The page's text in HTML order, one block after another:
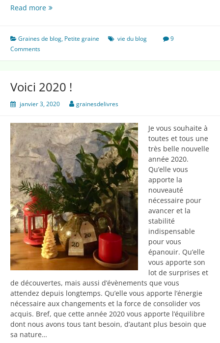
Read moreEmbarquement
Graines de blog, Petite graine vie du blog
9
Comments
Voici 2020 !
janvier 3, 2020 grainesdelivres
Je vous souhaite à
toutes et tous une
très belle nouvelle
année 2020.
Qu’elle vous
apporte la
nouveauté
nécessaire pour
avancer et la
stabilité
indispensable
pour vous
épanouir. Qu’elle
vous apporte son
lot de surprises et
de découvertes, mais aussi d’évènements que vous
attendez depuis longtemps. Qu’elle vous apporte l’énergie
nécessaire aux changements et la force de consolider vos
acquis. Bref, que cette année 2020 vous apporte l’équilibre
dont nous avons tous tant besoin, d’autant plus besoin que
sa nature…